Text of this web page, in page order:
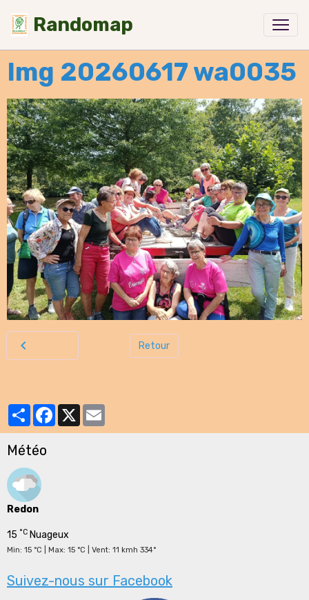
Randomap
Img 20260617 wa0035
Retour
PartagerFacebook
X
Météo
Redon
15 °C Nuageux
Min: 15 °C | Max: 15 °C | Vent: 11 kmh 334°
Suivez-nous sur Facebook